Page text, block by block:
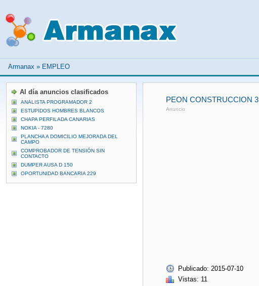
Armanax » EMPLEO
PEON CONSTRUCCION 3
Anuncio
Publicado: 2015-07-10
Vistas: 11
Al día anuncios clasificados
ANALISTA PROGRAMADOR 2
ESTUPIDOS HOMBRES BLANCOS
CHAPA PERFILADA CANARIAS
NOKIA - 7280
PLANCHA A DOMICILIO MEJORADA DEL
CAMPO
COMPROBADOR DE TENSIÓN SIN
CONTACTO
DUMPER AUSA D 150
OPORTUNIDAD BANCARIA 229